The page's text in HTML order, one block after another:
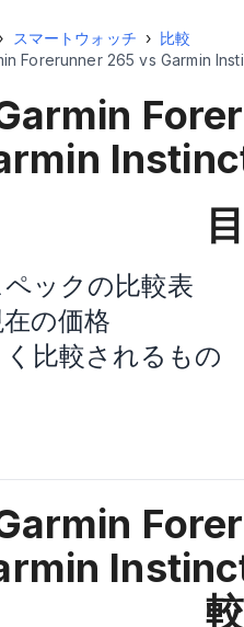
スマートウォッチ › 比較
Forerunner 265 vs Garmin
ペックの比較表
の価格
く比較されるもの